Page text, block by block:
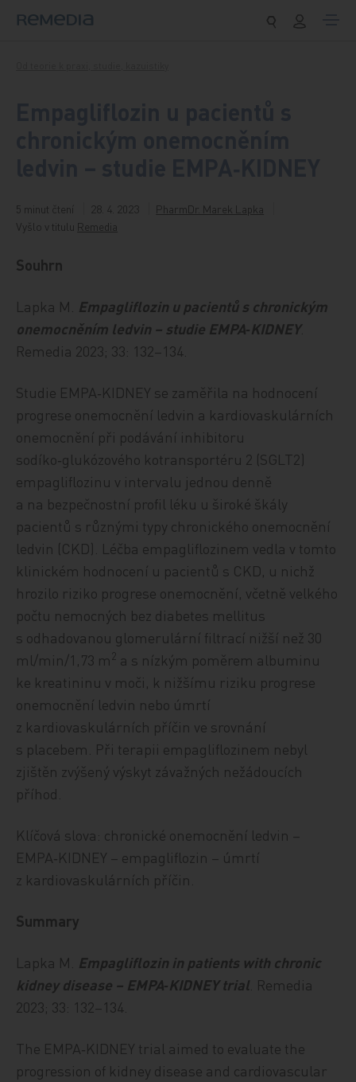
5 minut čtení 28. 4. 2023
PharmDr. Marek Lapka
Vyšlo v titulu Remedia
Souhrn
Lapka M. Empagliflozin u pacientů s chronickým
onemocněním ledvin – studie EMPA‑KIDNEY.
Remedia 2023; 33: 132–134.
Studie EMPA‑KIDNEY se zaměřila na hodnocení
progrese onemocnění ledvin a kardiovaskulárních
onemocnění při podávání inhibitoru
sodíko‑glukózového kotransportéru 2 (SGLT2)
empagliflozinu v intervalu jednou denně
a na bezpečnostní profil léku u široké škály
pacientů s různými typy chronického onemocnění
ledvin (CKD). Léčba empagliflozinem vedla v tomto
klinickém hodnocení u pacientů s CKD, u nichž
hrozilo riziko progrese onemocnění, včetně velkého
počtu nemocných bez diabetes mellitus
s odhadovanou glomerulární filtrací nižší než 30
ml/min/1,73 m 2 a s nízkým poměrem albuminu
ke kreatininu v moči, k nižšímu riziku progrese
onemocnění ledvin nebo úmrtí
z kardiovaskulárních příčin ve srovnání
s placebem. Při terapii empagliflozinem nebyl
zjištěn zvýšený výskyt závažných nežádoucích
příhod.
Klíčová slova: chronické onemocnění ledvin –
EMPA‑KIDNEY – empagliflozin – úmrtí
z kardiovaskulárních příčin.
Summary
Lapka M. Empagliflozin in patients with chronic
kidney disease – EMPA‑KIDNEY trial . Remedia
2023; 33: 132–134.
The EMPA‑KIDNEY trial aimed to evaluate the
progression of kidney disease and cardiovascular